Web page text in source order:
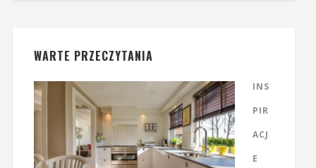
WARTE PRZECZYTANIA
INS
PIR
ACJ
E